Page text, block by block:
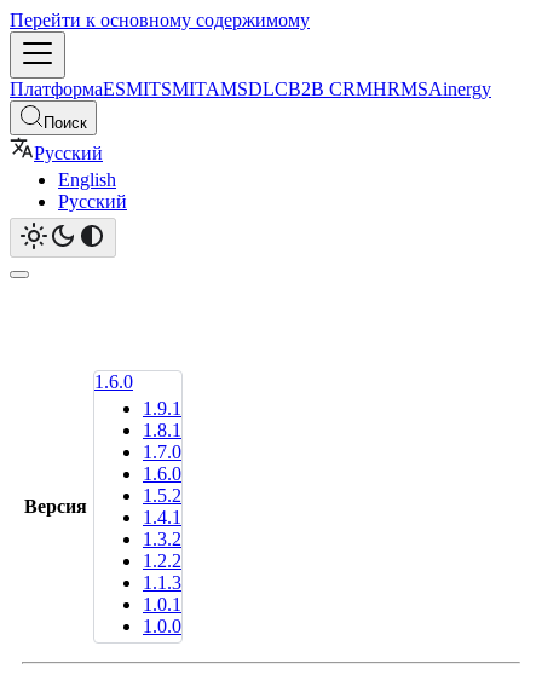
Перейти к основному содержимому
ПлатформаESMITSMITAMSDLCB2B CRMHRMSAinergy
Поиск
Русский
English
Русский
Версия
1.6.0
1.9.1
1.8.1
1.7.0
1.6.0
1.5.2
1.4.1
1.3.2
1.2.2
1.1.3
1.0.1
1.0.0